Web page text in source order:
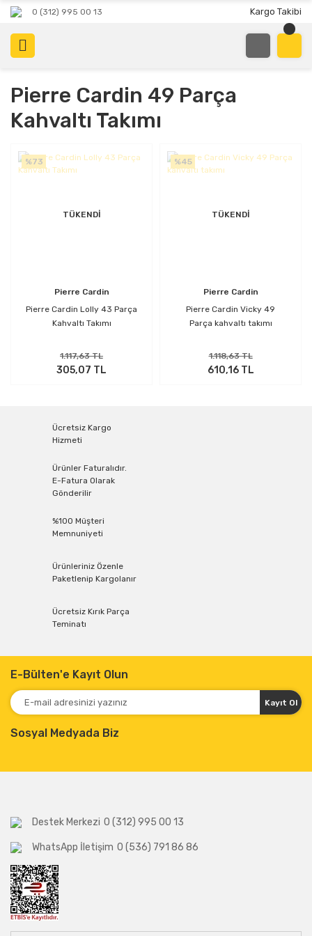
0 (312) 995 00 13 Kargo Takibi
Pierre Cardin 49 Parça
Kahvaltı Takımı
%73
TÜKENDİ
Pierre Cardin
Pierre Cardin Lolly 43 Parça
Kahvaltı Takımı
1.117,63 TL
305,07 TL
%45
TÜKENDİ
Pierre Cardin
Pierre Cardin Vicky 49
Parça kahvaltı takımı
1.118,63 TL
610,16 TL
Ücretsiz Kargo
Hizmeti
Ürünler Faturalıdır.
E-Fatura Olarak
Gönderilir
%100 Müşteri
Memnuniyeti
Ürünleriniz Özenle
Paketlenip Kargolanır
Ücretsiz Kırık Parça
Teminatı
E-Bülten'e Kayıt Olun
Kayıt Ol
Sosyal Medyada Biz
Destek Merkezi 0 (312) 995 00 13
WhatsApp İletişim 0 (536) 791 86 86